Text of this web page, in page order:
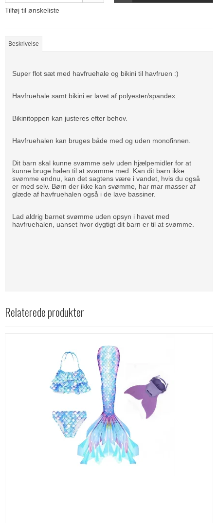
Tilføj til ønskeliste
Beskrivelse
Super flot sæt med havfruehale og bikini til havfruen :)
Havfruehale samt bikini er lavet af polyester/spandex.
Bikinitoppen kan justeres efter behov.
Havfruehalen kan bruges både med og uden monofinnen.
Dit barn skal kunne svømme selv uden hjælpemidler for at
kunne bruge halen til at svømme med. Kan dit barn ikke
svømme endnu, kan det sagtens være i vandet, hvis du også
er med selv. Børn der ikke kan svømme, har mar masser af
glæde af havfruehalen også i de lave bassiner.
Lad aldrig barnet svømme uden opsyn i havet med
havfruehalen, uanset hvor dygtigt dit barn er til at svømme.
Relaterede produkter